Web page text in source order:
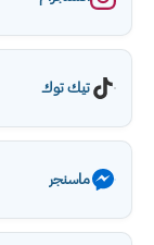
تيك توك
ماسنجر